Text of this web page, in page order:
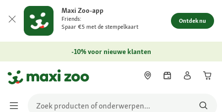
Maxi Zoo-app
Friends:
Spaar €5 met de stempelkaart
Ontdek nu
-10% voor nieuwe klanten